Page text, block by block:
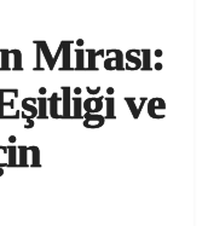
Mirası:
ve